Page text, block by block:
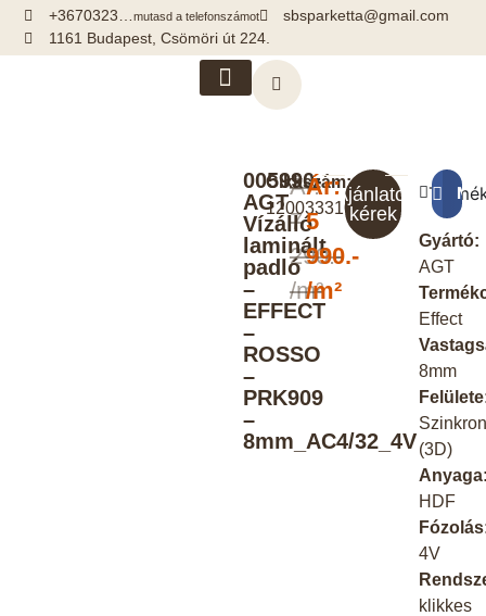
+3670323…mutasd a telefonszámot
sbsparketta@gmail.com
1161 Budapest, Csömöri út 224.
005990-
AGT
Vízálló
laminált
padló
–
EFFECT
–
ROSSO
–
PRK909
–
8mm_AC4/32_4V
Cikkszám:
120033310
Ár:
7
290.-
/m²
Ár:
5
990.-
/m²
Ajánlatot
kérek
Gyártó:
AGT
Effect
8mm
(3D)
HDF
4V
klikkes